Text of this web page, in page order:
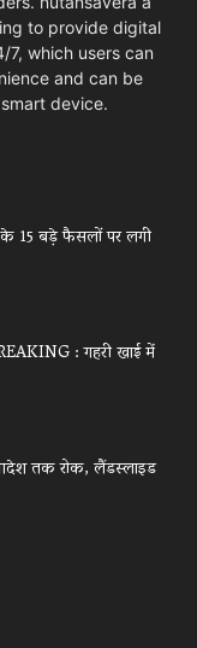
to provide digital
7, which users can
and can be
device.
15 बड़े फैसलों पर लगी
: गहरी खाई में
आदेश तक रोक, लैंडस्लाइड